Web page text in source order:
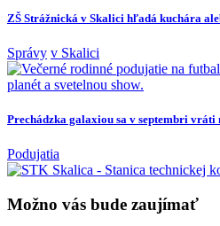
ZŠ Strážnická v Skalici hľadá kuchára
Správy v Skalici
Prechádzka galaxiou sa v septembri vráti
Podujatia
Možno vás bude zaujímať